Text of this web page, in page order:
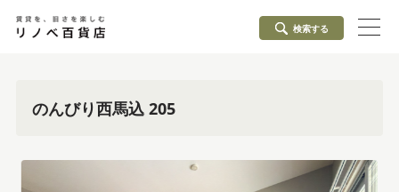
検索する
のんびり西馬込 205